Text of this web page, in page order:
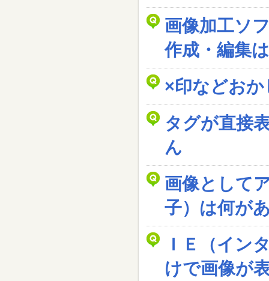
画像加工ソ
作成・編集
×印などお
タグが直接
ん
画像として
子）は何が
ＩＥ（イン
けで画像が